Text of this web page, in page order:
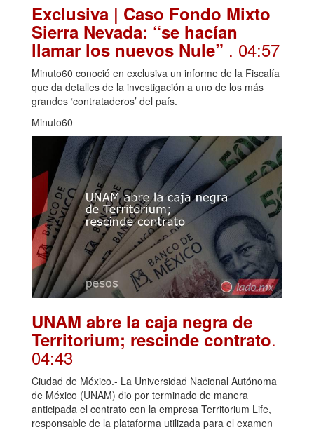
Exclusiva | Caso Fondo Mixto
Sierra Nevada: “se hacían
llamar los nuevos Nule” . 04:57
Minuto60 conoció en exclusiva un informe de la Fiscalía
que da detalles de la investigación a uno de los más
grandes ‘contrataderos’ del país.
Minuto60
UNAM abre la caja negra de
Territorium; rescinde contrato.
04:43
Ciudad de México.- La Universidad Nacional Autónoma
de México (UNAM) dio por terminado de manera
anticipada el contrato con la empresa Territorium Life,
responsable de la plataforma utilizada para el examen